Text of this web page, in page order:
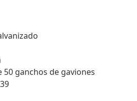
50 ganchos de gaviones